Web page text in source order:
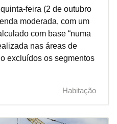
feira (2 de outubro
moderada, com um
com base “numa
nas áreas de
excluídos os segmentos
Habitação